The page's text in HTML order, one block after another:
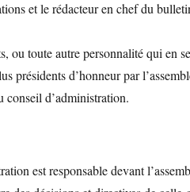
et le rédacteur en chef du
ou toute autre personnalité qui en
présidents d’honneur par
conseil d’administration.
est responsable devant